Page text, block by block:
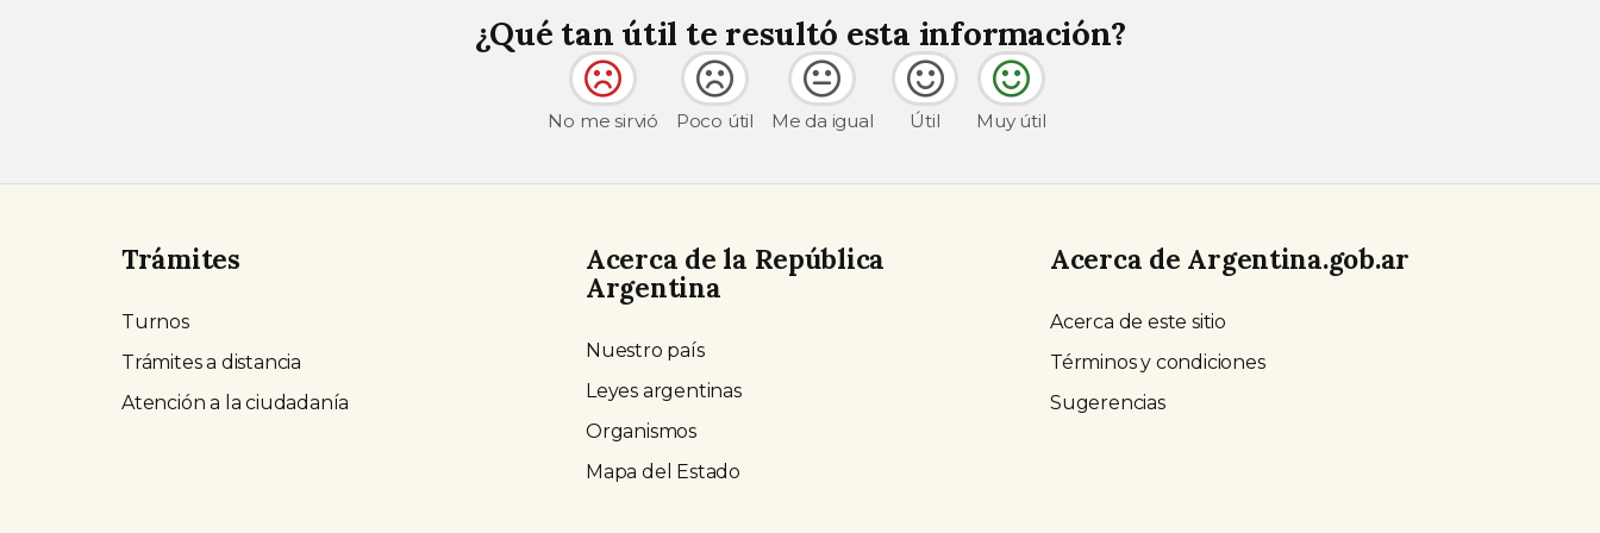
¿Qué tan útil te resultó esta información?
No me sirvió Poco útil Me da igual Útil Muy útil
Trámites
Turnos
Trámites a distancia
Atención a la ciudadanía
Acerca de la República
Argentina
Nuestro país
Leyes argentinas
Organismos
Mapa del Estado
Acerca de Argentina.gob.ar
Acerca de este sitio
Términos y condiciones
Sugerencias